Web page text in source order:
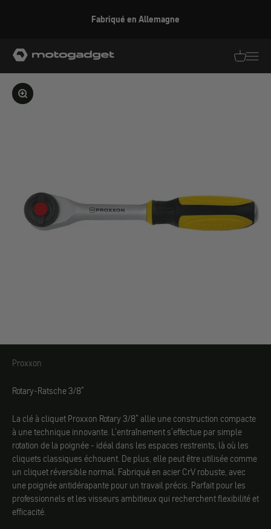
Fabriqué en Allemagne
motogadget GmbH
Agrandir l'image
Proxxon
Proxxon
Rotary-Ratsche 3/8"
La clé à cliquet Proxxon Rotary 3/8" allie une construction compacte
à une technique innovante. L'entraînement s'effectue par simple
rotation de la poignée - idéal dans les espaces restreints, là où les
cliquets classiques échouent. De plus, elle peut être utilisée comme
un cliquet réversible normal. Fabriqué en acier CrV robuste, avec
une poignée antidérapante pour un travail précis. Parfait pour les
professionnels et les visseurs ambitieux qui recherchent flexibilité et
efficacité.